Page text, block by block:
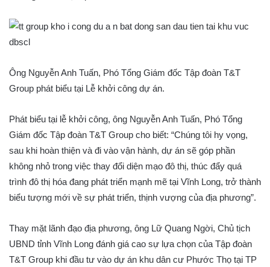
Ông Nguyễn Anh Tuấn, Phó Tổng Giám đốc Tập đoàn T&T
Group phát biểu tại Lễ khởi công dự án.
Phát biểu tại lễ khởi công, ông Nguyễn Anh Tuấn, Phó Tổng
Giám đốc Tập đoàn T&T Group cho biết: “Chúng tôi hy vọng,
sau khi hoàn thiện và đi vào vận hành, dự án sẽ góp phần
không nhỏ trong việc thay đổi diện mạo đô thị, thúc đẩy quá
trình đô thị hóa đang phát triển mạnh mẽ tại Vĩnh Long, trở thành
biểu tượng mới về sự phát triển, thịnh vượng của địa phương”.
Thay mặt lãnh đạo địa phương, ông Lữ Quang Ngời, Chủ tịch
UBND tỉnh Vĩnh Long đánh giá cao sự lựa chọn của Tập đoàn
T&T Group khi đầu tư vào dự án khu dân cư Phước Thọ tại TP